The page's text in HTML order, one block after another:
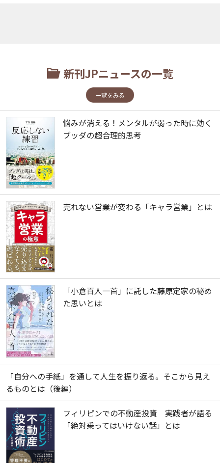
新刊JPニュースの一覧
一覧をみる
悩みが消える！メンタルが弱った時に効く
ブッダの超合理的思考
売れない営業が変わる「キャラ営業」とは
「小倉百人一首」に託した藤原定家の秘め
た思いとは
「自分への手紙」を通して人生を振り返る。そこから見え
るものとは（後編）
フィリピンでの不動産投資 実践者が語る
「絶対乗ってはいけない話」とは